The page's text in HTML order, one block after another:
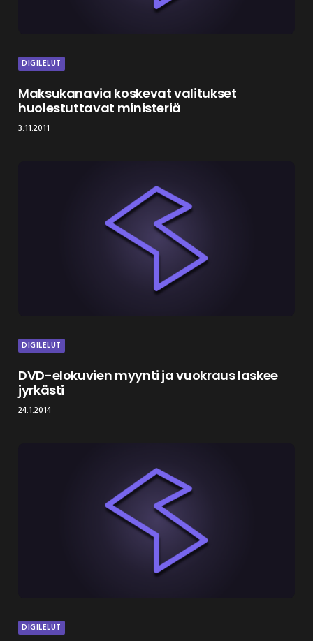
DIGILELUT
Maksukanavia koskevat valitukset
huolestuttavat ministeriä
3.11.2011
DIGILELUT
DVD-elokuvien myynti ja vuokraus laskee
jyrkästi
24.1.2014
DIGILELUT